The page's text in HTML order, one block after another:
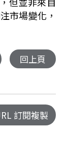
市場變化，
回上頁
訂閱複製